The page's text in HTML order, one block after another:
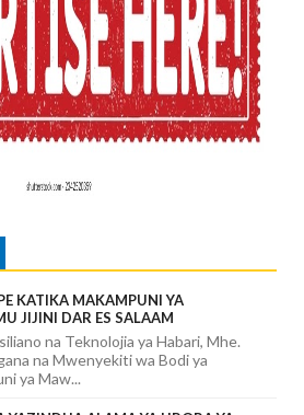
KATIKA MAKAMPUNI YA
JIJINI DAR ES SALAAM
na Teknolojia ya Habari, Mhe.
na Mwenyekiti wa Bodi ya
ya Maw...